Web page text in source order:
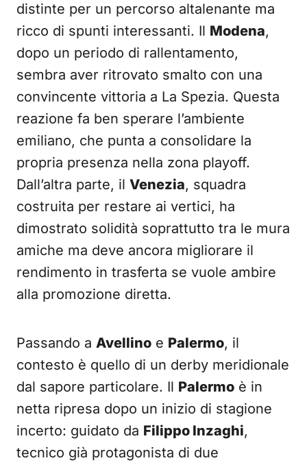
distinte per un percorso altalenante ma
ricco di spunti interessanti. Il Modena,
dopo un periodo di rallentamento,
sembra aver ritrovato smalto con una
convincente vittoria a La Spezia. Questa
reazione fa ben sperare l’ambiente
emiliano, che punta a consolidare la
propria presenza nella zona playoff.
Dall’altra parte, il Venezia, squadra
costruita per restare ai vertici, ha
dimostrato solidità soprattutto tra le mura
amiche ma deve ancora migliorare il
rendimento in trasferta se vuole ambire
alla promozione diretta.
Passando a Avellino e Palermo, il
contesto è quello di un derby meridionale
dal sapore particolare. Il Palermo è in
netta ripresa dopo un inizio di stagione
incerto: guidato da Filippo Inzaghi,
tecnico già protagonista di due